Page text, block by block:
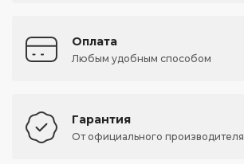
Оплата
Любым удобным способом
Гарантия
От официального производителя